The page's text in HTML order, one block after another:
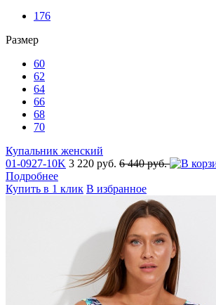
176
Размер
60
62
64
66
68
70
Купальник женский
01-0927-10K 3 220 руб. 6 440 руб.
Подробнее
Купить в 1 клик В избранное